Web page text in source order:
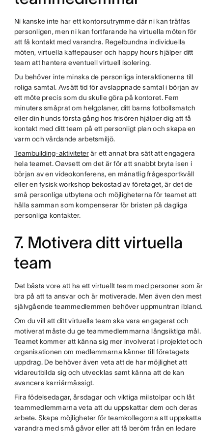
Ni kanske inte har ett kontorsutrymme där ni kan träffas
personligen, men ni kan fortfarande ha virtuella möten för
att få kontakt med varandra. Regelbundna individuella
möten, virtuella kaffepauser och happy hours hjälper ditt
team att hantera eventuell virtuell isolering.
Du behöver inte minska de personliga interaktionerna till
roliga samtal. Avsätt tid för avslappnade samtal i början av
ett möte precis som du skulle göra på kontoret. Fem
minuters småprat om helgplaner, ditt barns fotbollsmatch
eller din hunds första gång hos frisören hjälper dig att få
kontakt med ditt team på ett personligt plan och skapa en
varm och vårdande arbetsmiljö.
Teambuilding-aktiviteterär ett annat bra sätt att engagera
hela teamet. Oavsett om det är för att snabbt bryta isen i
början av en videokonferens, en månatlig frågesportkväll
eller en fysisk workshop bekostad av företaget, är det de
små personliga utbytena och möjligheterna för teamet att
hålla samman som kompenserar för bristen på dagliga
personliga kontakter.
7. Motivera ditt virtuella
team
Det bästa vore att ha ett virtuellt team med personer som är
bra på att ta ansvar och är motiverade. Men även den mest
självgående teammedlemmen behöver uppmuntran ibland.
Om du vill att ditt virtuella team ska vara engagerat och
motiverat måste du ge teammedlemmarna långsiktiga mål.
Teamet kommer att känna sig mer involverat i projektet och
organisationen om medlemmarna känner till företagets
uppdrag. De behöver även veta att de har möjlighet att
vidareutbilda sig och utvecklas samt känna att de kan
avancera karriärmässigt.
Fira födelsedagar, årsdagar och viktiga milstolpar och låt
teammedlemmarna veta att du uppskattar dem och deras
arbete. Skapa möjligheter för teamkollegorna att uppskatta
varandra med små gåvor eller att få beröm från en ledare